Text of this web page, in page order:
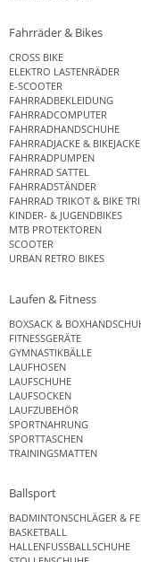
Fahrräder & Bikes
CROSS BIKE
ELEKTRO LASTENRÄDER
E-SCOOTER
FAHRRADBEKLEIDUNG
FAHRRADCOMPUTER
FAHRRADHANDSCHUHE
FAHRRADJACKE & BIKEJACKE
FAHRRADPUMPEN
FAHRRAD SATTEL
FAHRRADSTÄNDER
FAHRRAD TRIKOT & BIKE
KINDER- & JUGENDBIKES
MTB PROTEKTOREN
SCOOTER
URBAN RETRO BIKES
Laufen & Fitness
BOXSACK &
FITNESSGERÄTE
GYMNASTIKBÄLLE
LAUFHOSEN
LAUFSCHUHE
LAUFSOCKEN
LAUFZUBEHÖR
SPORTNAHRUNG
SPORTTASCHEN
TRAININGSMATTEN
Ballsport
BADMINTONSCHLÄGER &
BASKETBALL
HALLENFUSSBALLSCHUHE